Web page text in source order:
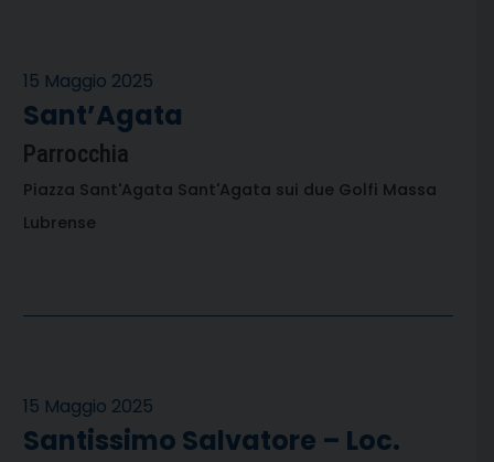
15 Maggio 2025
Sant’Agata
Parrocchia
Piazza Sant'Agata Sant'Agata sui due Golfi Massa
Lubrense
15 Maggio 2025
Santissimo Salvatore – Loc.